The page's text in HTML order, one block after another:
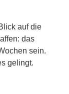
auf die
das
sein.
gelingt.